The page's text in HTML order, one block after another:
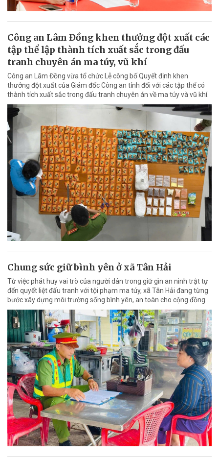
Công an Lâm Đồng khen thưởng đột xuất các
tập thể lập thành tích xuất sắc trong đấu
tranh chuyên án ma túy, vũ khí
Công an Lâm Đồng vừa tổ chức Lễ công bố Quyết định khen
thưởng đột xuất của Giám đốc Công an tỉnh đối với các tập thể có
thành tích xuất sắc trong đấu tranh chuyên án về ma túy và vũ khí.
Chung sức giữ bình yên ở xã Tân Hải
Từ việc phát huy vai trò của người dân trong giữ gìn an ninh trật tự
đến quyết liệt đấu tranh với tội phạm ma túy, xã Tân Hải đang từng
bước xây dựng môi trường sống bình yên, an toàn cho cộng đồng.